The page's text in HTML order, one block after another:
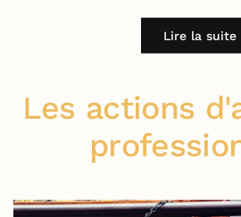
Lire la suite
Les actions